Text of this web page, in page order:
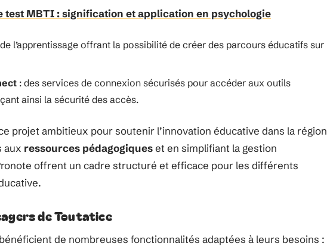
test MBTI : signification et application en psychologie
l’apprentissage offrant la possibilité de créer des parcours éducatifs sur
: des services de connexion sécurisés pour accéder aux outils
ainsi la sécurité des accès.
projet ambitieux pour soutenir l’innovation éducative dans la région
aux ressources pédagogiqueset en simplifiant la gestion
offrent un cadre structuré et efficace pour les différents
de Toutatice
de nombreuses fonctionnalités adaptées à leurs besoins :